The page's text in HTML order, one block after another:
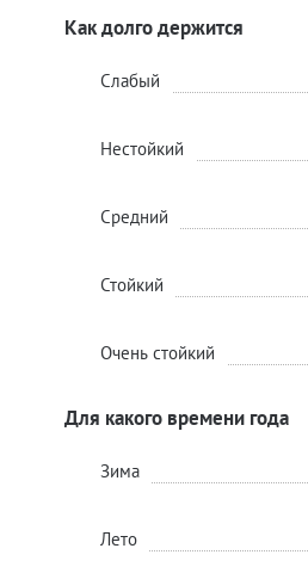
Как долго держится
Слабый
Нестойкий
Средний
Стойкий
Очень стойкий
Для какого времени года
Зима
Лето